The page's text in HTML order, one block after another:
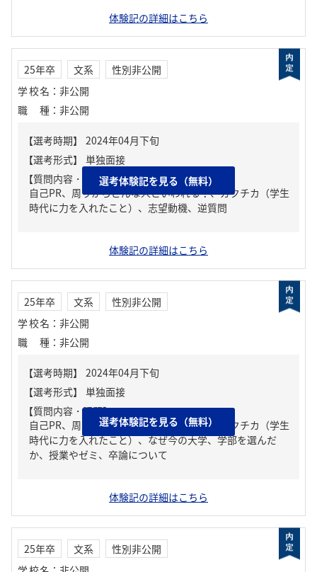
体験記の詳細はこちら
25年卒 文系
性別非公開
学校名 ： 非公開
職種 ： 非公開
【質問内容・課題】
自己PR、周りからどんな人といわれる？、ガクチカ（学生
時代に力を入れたこと）、志望動機、逆質問
選考体験記を見る（無料）
体験記の詳細はこちら
25年卒 文系
性別非公開
学校名 ： 非公開
職種 ： 非公開
【質問内容・課題】
自己PR、周りからどんな人といわれる？、ガクチカ（学生
時代に力を入れたこと）、なぜ今の大学、学部を選んだ
か、授業やゼミ、卒論について
選考体験記を見る（無料）
体験記の詳細はこちら
25年卒 文系
性別非公開